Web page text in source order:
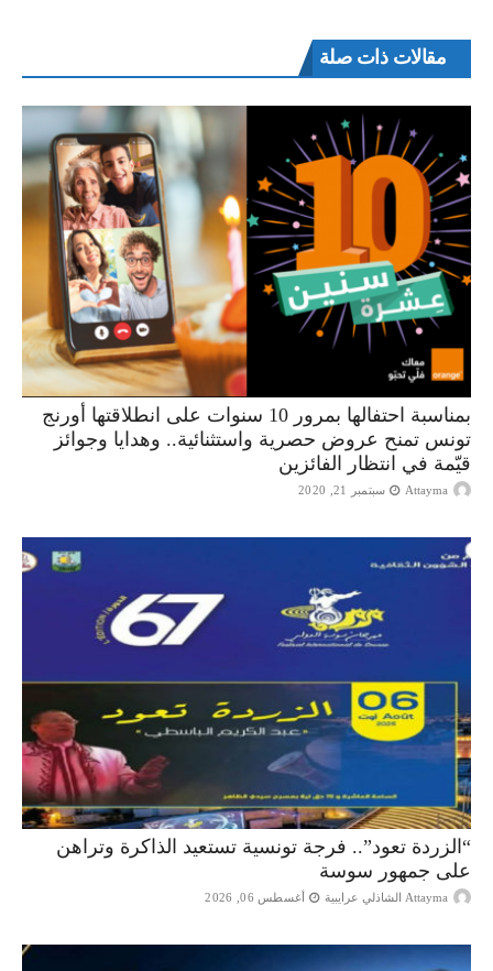
مقالات ذات صلة
بمناسبة احتفالها بمرور 10 سنوات على انطلاقتها أورنج
تونس تمنح عروض حصرية واستثنائية.. وهدايا وجوائز
قيّمة في انتظار الفائزين
Attayma سبتمبر 21, 2020
“الزردة تعود”.. فرجة تونسية تستعيد الذاكرة وتراهن
على جمهور سوسة
Attayma الشاذلي عرايبية أغسطس 06, 2026